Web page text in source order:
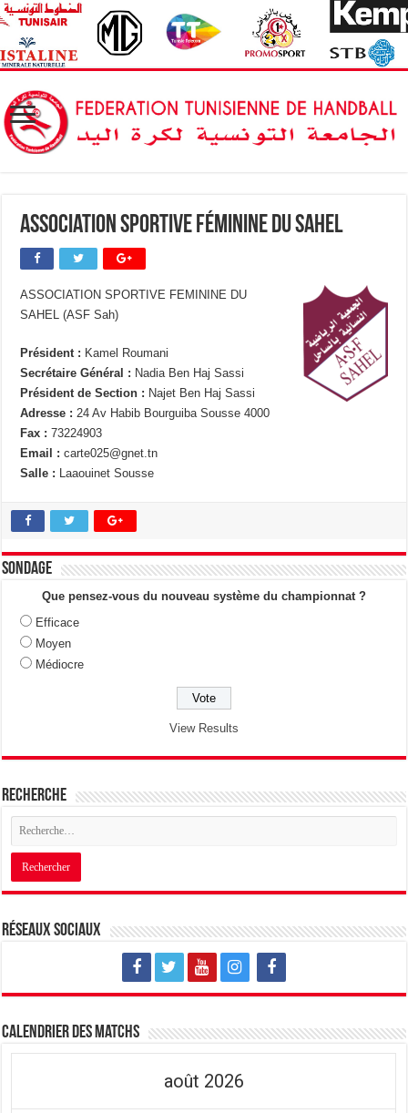
Association Sportive Féminine du Sahel
ASSOCIATION SPORTIVE FEMININE DU
SAHEL (ASF Sah)
Président : Kamel Roumani
Secrétaire Général : Nadia Ben Haj Sassi
Président de Section : Najet Ben Haj Sassi
Adresse : 24 Av Habib Bourguiba Sousse 4000
Fax : 73224903
Email :carte025@gnet.tn
Salle :
Laaouinet Sousse
Sondage
Que pensez-vous du nouveau système du championnat ?
Efficace
Moyen
Médiocre
View Results
Recherche
Réseaux sociaux
Calendrier des matchs
août 2026